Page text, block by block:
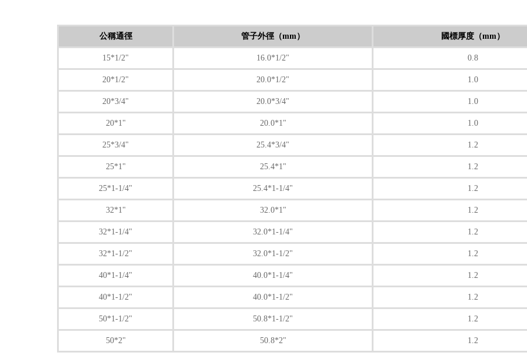
公稱通徑 管子外徑（mm） 國標厚度（mm）
15*1/2" 16.0*1/2" 0.8
20*1/2" 20.0*1/2" 1.0
20*3/4" 20.0*3/4" 1.0
20*1" 20.0*1" 1.0
25*3/4" 25.4*3/4" 1.2
25*1" 25.4*1" 1.2
25*1-1/4" 25.4*1-1/4" 1.2
32*1" 32.0*1" 1.2
32*1-1/4" 32.0*1-1/4" 1.2
32*1-1/2" 32.0*1-1/2" 1.2
40*1-1/4" 40.0*1-1/4" 1.2
40*1-1/2" 40.0*1-1/2" 1.2
50*1-1/2" 50.8*1-1/2" 1.2
50*2" 50.8*2" 1.2